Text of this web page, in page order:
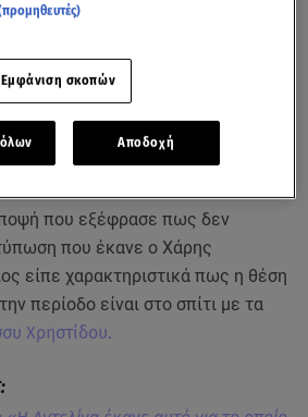
που εξέφρασε πως δεν
που έκανε ο Χάρης
είπε χαρακτηριστικά πως η θέση
περίοδο είναι στο σπίτι με τα
Χρηστίδου.
Εμφάνιση σκοπών
Αποδοχή